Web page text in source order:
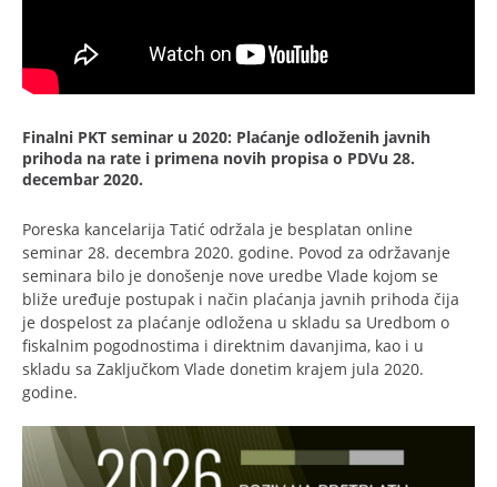
Finalni PKT seminar u 2020: Plaćanje odloženih javnih
prihoda na rate i primena novih propisa o PDVu 28.
decembar 2020.
Poreska kancelarija Tatić održala je besplatan online
seminar 28. decembra 2020. godine. Povod za održavanje
seminara bilo je donošenje nove uredbe Vlade kojom se
bliže uređuje postupak i način plaćanja javnih prihoda čija
je dospelost za plaćanje odložena u skladu sa Uredbom o
fiskalnim pogodnostima i direktnim davanjima, kao i u
skladu sa Zaključkom Vlade donetim krajem jula 2020.
godine.